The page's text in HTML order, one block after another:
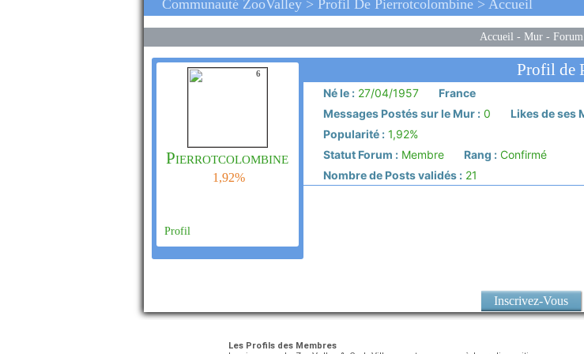
Communauté ZooValley > Profil De Pierrotcolombine > Accueil
Accueil - Mur- Forum
6
Pierrotcolombine
1,92%
Profil
Profil de
Né le :27/04/1957
France
Messages Postés sur le Mur :0 Likes de ses
Popularité :1,92%
Statut Forum :Membre Rang :Confirmé
Nombre de Posts validés :21
Inscrivez-Vous
Les Profils des Membres